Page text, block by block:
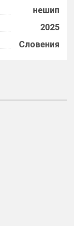
нешип
2025
Словения